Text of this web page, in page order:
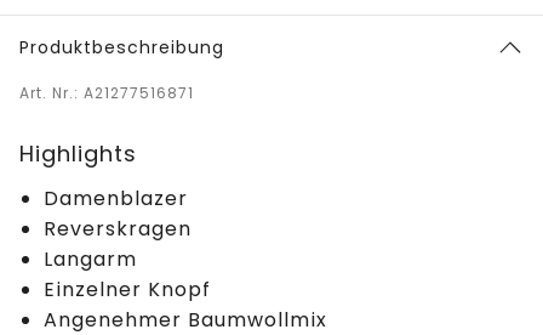
Produktbeschreibung
Art. Nr.: A21277516871
Highlights
Damenblazer
Reverskragen
Langarm
Einzelner Knopf
Angenehmer Baumwollmix